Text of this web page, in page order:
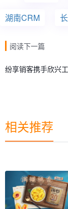
湖南CRM
阅读下一篇
纷享销客携手欣兴
相关推荐